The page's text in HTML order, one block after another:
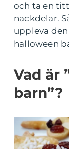
och ta en
nackdelar.
uppleva
halloween
Vad är
barn”?